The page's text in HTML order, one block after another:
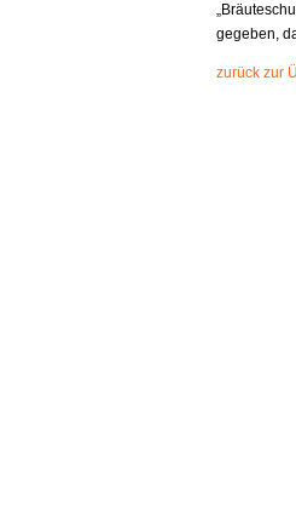
gegeben,
zurück zur